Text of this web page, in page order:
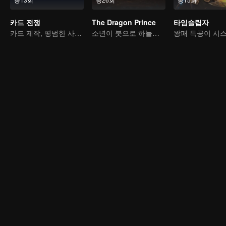
카드 전쟁
카드 제작, 평범한 사람에서 영웅으로
The Dragon Prince
소년이 붓으로 하늘을 가른다
타임슬립자